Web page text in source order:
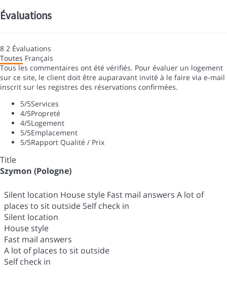
Évaluations
8 2 Évaluations
Toutes Français
Tous les commentaires ont été vérifiés. Pour évaluer un logement
sur ce site, le client doit être auparavant invité à le faire via e-mail
inscrit sur les registres des réservations confirmées.
5/5Services
4/5Propreté
4/5Logement
5/5Emplacement
5/5Rapport Qualité / Prix
Title
Szymon (Pologne)
Silent location House style Fast mail answers A lot of
places to sit outside Self check in
Silent location
House style
Fast mail answers
A lot of places to sit outside
Self check in